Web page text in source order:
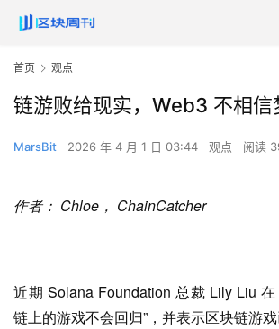
首页 观点
链游败给现实，Web3 不相信
MarsBit 2026 年 4 月 1 日 03:44 观点 阅读
作者： Chloe， ChainCatcher
近期 Solana Foundation 总裁 Lily Liu
链上的游戏不会回归”，并表示区块链游戏